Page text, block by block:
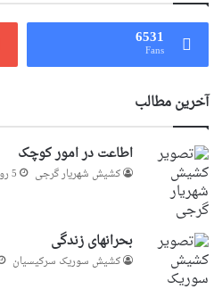
6531
Fans
آخرین مطالب
اطاعت در امور کوچک
کشیش شهریار گرجى 5 روز پیش
بحرانهای زندگی
کشیش سوریک سرکیسیان